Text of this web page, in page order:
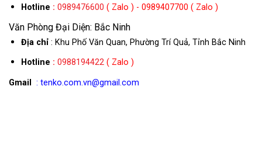
Hotline : 0989476600 ( Zalo ) - 0989407700 ( Zalo )
Văn Phòng Đại Diện: Bắc Ninh
Địa chỉ: Khu Phố Văn Quan, Phường Trí Quả, Tỉnh Bắc Ninh
Hotline : 0988194422( Zalo )
Gmail : tenko.com.vn@gmail.com